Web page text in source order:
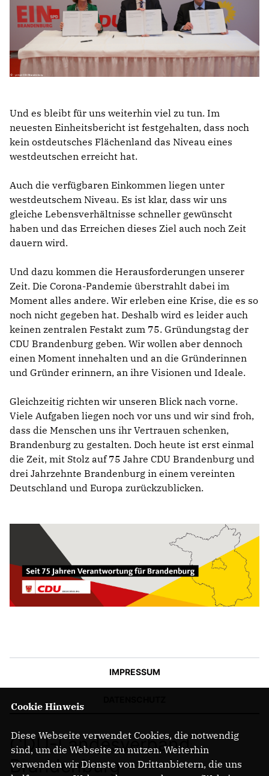
Und es bleibt für uns weiterhin viel zu tun. Im
neuesten Einheitsbericht ist festgehalten, dass noch
kein ostdeutsches Flächenland das Niveau eines
westdeutschen erreicht hat.
Auch die verfügbaren Einkommen liegen unter
westdeutschem Niveau. Es ist klar, dass wir uns
gleiche Lebensverhältnisse schneller gewünscht
haben und das Erreichen dieses Ziel auch noch Zeit
dauern wird.
Und dazu kommen die Herausforderungen unserer
Zeit. Die Corona-Pandemie überstrahlt dabei im
Moment alles andere. Wir erleben eine Krise, die es so
noch nicht gegeben hat. Deshalb wird es leider auch
keinen zentralen Festakt zum 75. Gründungstag der
CDU Brandenburg geben. Wir wollen aber dennoch
einen Moment innehalten und an die Gründerinnen
und Gründer erinnern, an ihre Visionen und Ideale.
Gleichzeitig richten wir unseren Blick nach vorne.
Viele Aufgaben liegen noch vor uns und wir sind froh,
dass die Menschen uns ihr Vertrauen schenken,
Brandenburg zu gestalten. Doch heute ist erst einmal
die Zeit, mit Stolz auf 75 Jahre CDU Brandenburg und
drei Jahrzehnte Brandenburg in einem vereinten
Deutschland und Europa zurückzublicken.
IMPRESSUM
CDU-Landesverband
Brandenburg
Cookie Hinweis
Diese Webseite verwendet Cookies, die notwendig
sind, um die Webseite zu nutzen. Weiterhin
verwenden wir Dienste von Drittanbietern, die uns